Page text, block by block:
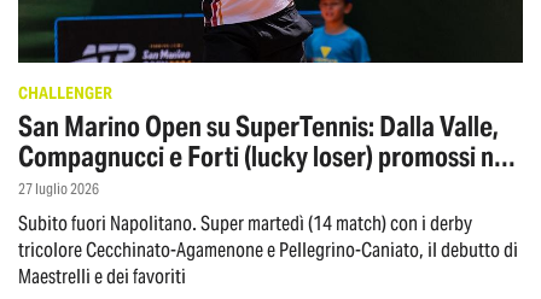
CHALLENGER
San Marino Open su SuperTennis: Dalla Valle,
Compagnucci e Forti (lucky loser) promossi nel
main draw
27 luglio 2026
Subito fuori Napolitano. Super martedì (14 match) con i derby
tricolore Cecchinato-Agamenone e Pellegrino-Caniato, il debutto di
Maestrelli e dei favoriti